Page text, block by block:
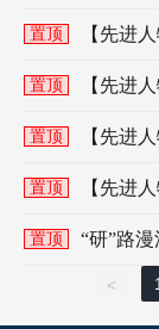
置顶
【先进
置顶
【先进
置顶
【先进
置顶
【先进
置顶
“研”路漫漫 终结硕果|朱光辉
在军工
<